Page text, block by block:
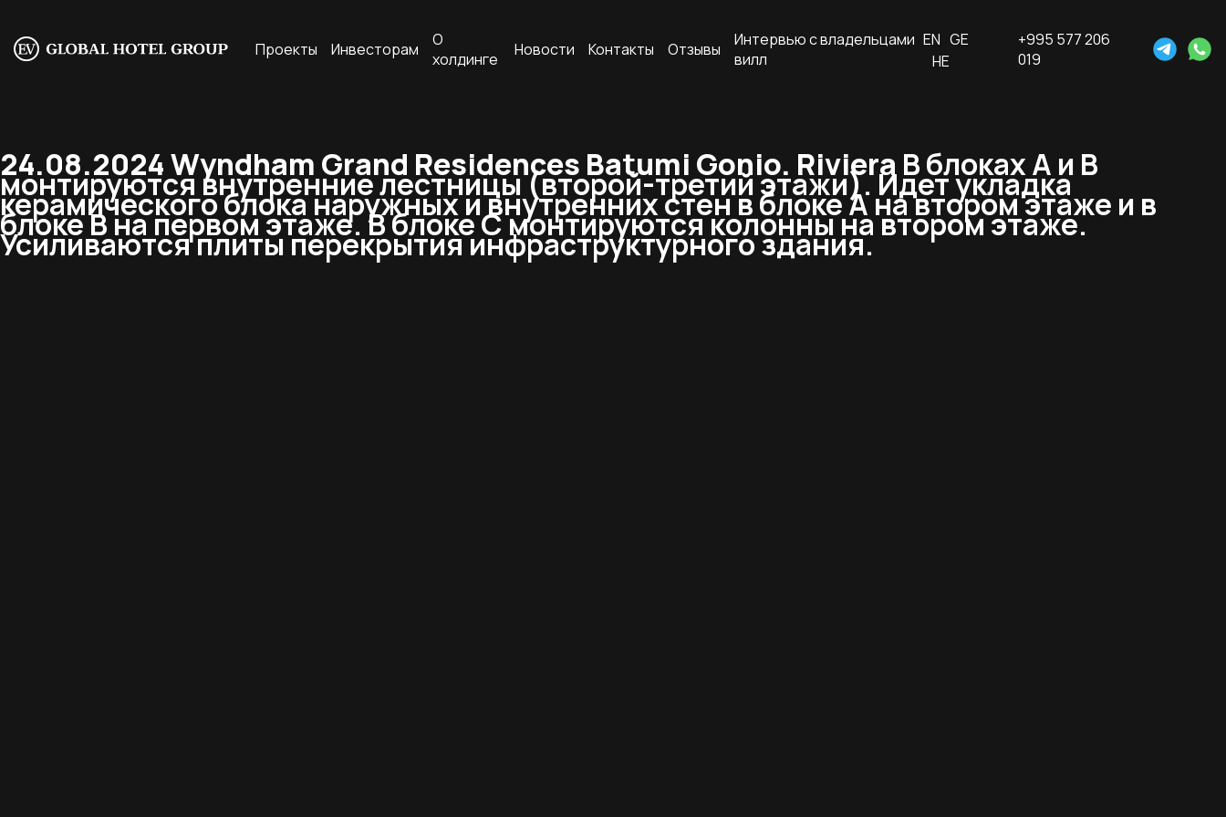
Проекты Инвесторам
О
холдинге
Новости Контакты Отзывы
Интервью с владельцами
вилл
EN GE
HE
+995 577 206
019
24.08.2024 Wyndham Grand Residences Batumi Gonio. RivieraВ блоках А и В
монтируются внутренние лестницы (второй-третий этажи). Идет укладка
керамического блока наружных и внутренних стен в блоке А на втором этаже и в
блоке В на первом этаже. В блоке С монтируются колонны на втором этаже.
Усиливаются плиты перекрытия инфраструктурного здания.